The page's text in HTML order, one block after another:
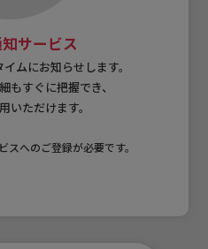
サービス
ムにお知らせします。
もすぐに把握でき、
いただけます。
へのご登録が必要です。